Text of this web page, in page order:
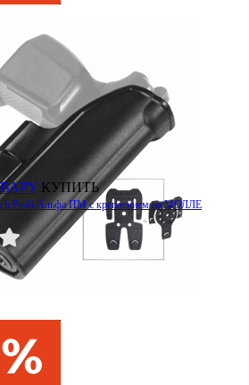
КУПИТЬ
Profi Альфа ПМ с креплением на МОЛЛЕ